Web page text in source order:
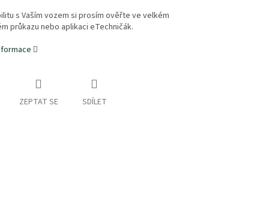
s Vaším vozem si prosím ověřte ve velkém
průkazu nebo aplikaci eTechničák.
ZEPTAT SE SDÍLET